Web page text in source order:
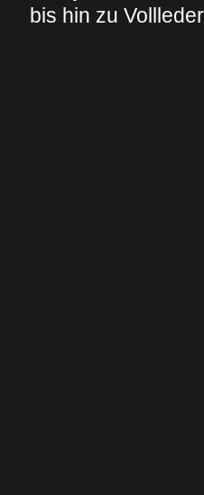
bis hin zu